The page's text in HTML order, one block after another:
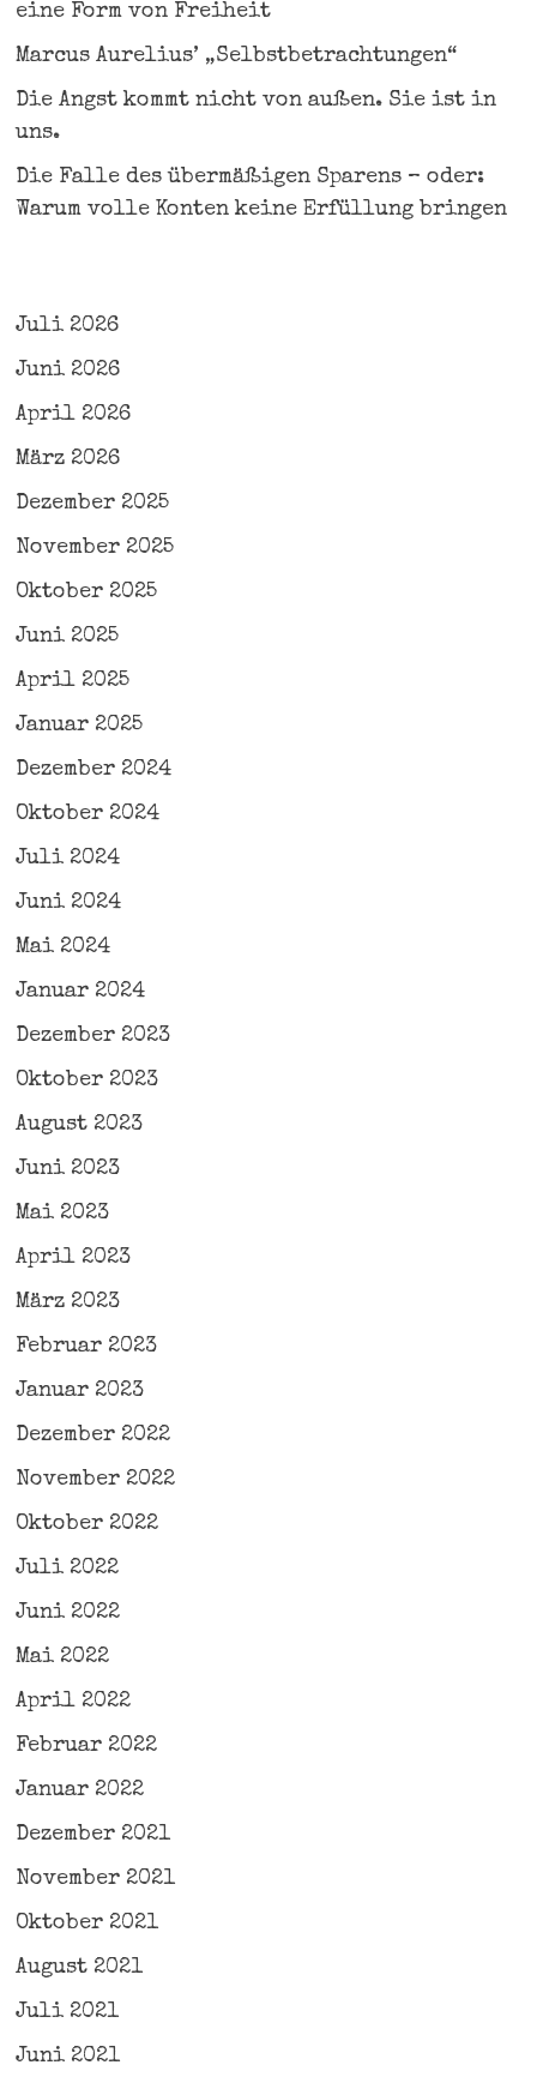
eine Form von Freiheit
Marcus Aurelius’ „Selbstbetrachtungen“
Die Angst kommt nicht von außen. Sie ist in
uns.
Die Falle des übermäßigen Sparens – oder:
Warum volle Konten keine Erfüllung bringen
Juli 2026
Juni 2026
April 2026
März 2026
Dezember 2025
November 2025
Oktober 2025
Juni 2025
April 2025
Januar 2025
Dezember 2024
Oktober 2024
Juli 2024
Juni 2024
Mai 2024
Januar 2024
Dezember 2023
Oktober 2023
August 2023
Juni 2023
Mai 2023
April 2023
März 2023
Februar 2023
Januar 2023
Dezember 2022
November 2022
Oktober 2022
Juli 2022
Juni 2022
Mai 2022
April 2022
Februar 2022
Januar 2022
Dezember 2021
November 2021
Oktober 2021
August 2021
Juli 2021
Juni 2021